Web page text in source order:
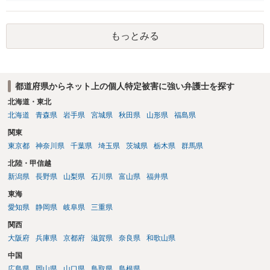
もっとみる
都道府県からネット上の個人特定被害に強い弁護士を探す
北海道・東北
北海道
青森県 岩手県 宮城県 秋田県 山形県 福島県
関東
東京都
神奈川県 千葉県 埼玉県 茨城県 栃木県 群馬県
北陸・甲信越
新潟県
長野県 山梨県 石川県 富山県 福井県
東海
愛知県
静岡県 岐阜県 三重県
関西
大阪府
兵庫県 京都府 滋賀県 奈良県 和歌山県
中国